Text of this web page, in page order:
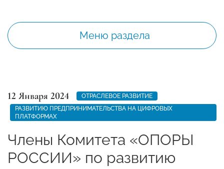
Меню раздела
12 Января 2024
ОТРАСЛЕВОЕ РАЗВИТИЕ
РАЗВИТИЮ ПРЕДПРИНИМАТЕЛЬСТВА НА ЦИФРОВЫХ
ПЛАТФОРМАХ
Члены Комитета «ОПОРЫ
РОССИИ» по развитию